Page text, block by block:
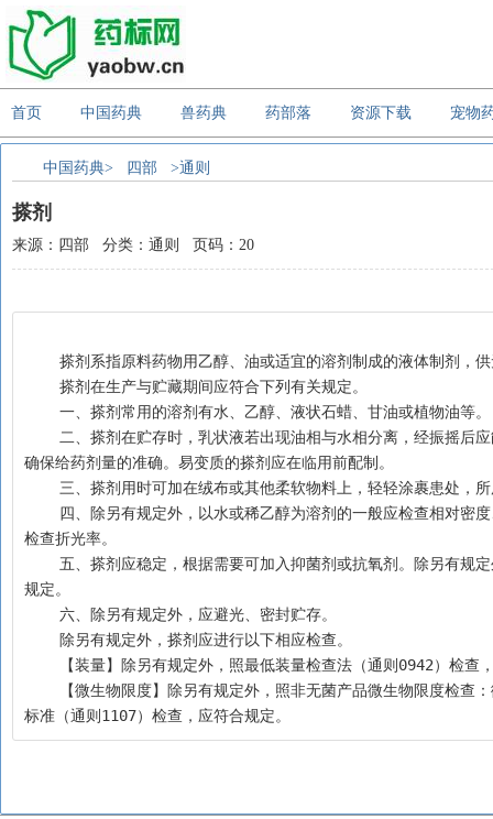
首页 中国药典 兽药典 药部落 资源下载 宠物
中国药典> 四部 >通则
搽剂
来源：四部 分类：通则 页码：20
搽剂系指原料药物用乙醇、油或适宜的溶剂制成的液体制剂，
    搽剂在生产与贮藏期间应符合下列有关规定。
    一、搽剂常用的溶剂有水、乙醇、液状石蜡、甘油或植物油等。
确保给药剂量的准确。易变质的搽剂应在临用前配制。
三、搽剂用时可加在绒布或其他柔软物料上，轻轻涂裹患处
检查折光率。
规定。
    六、除另有规定外，应避光、密封贮存。
    除另有规定外，搽剂应进行以下相应检查。
【装量】除另有规定外，照最低装量检查法（通则0942）检查
标准（通则1107）检查，应符合规定。